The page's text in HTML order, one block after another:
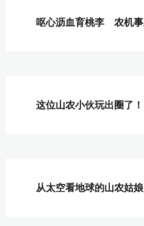
这位山农小伙玩出圈了！
从太空看地球的山农姑娘